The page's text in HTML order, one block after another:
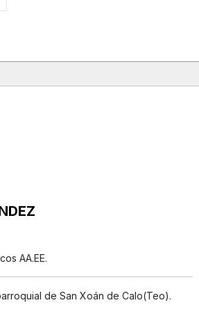
AA.EE.
de San Xoán de Calo(Teo).